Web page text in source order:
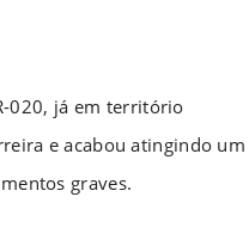
020, já em território
e acabou atingindo um
graves.